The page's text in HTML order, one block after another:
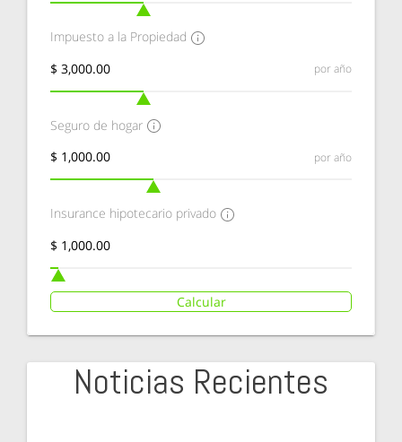
Impuesto a la Propiedad
por año
Seguro de hogar
por año
Insurance hipotecario privado
Calcular
Noticias Recientes